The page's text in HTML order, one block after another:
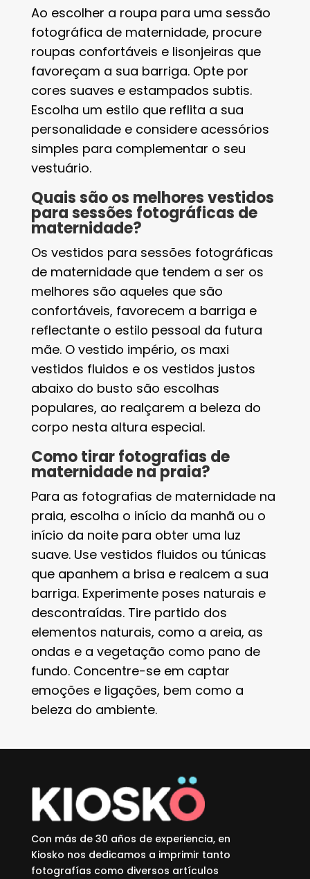
Ao escolher a roupa para uma sessão
fotográfica de maternidade, procure
roupas confortáveis e lisonjeiras que
favoreçam a sua barriga. Opte por
cores suaves e estampados subtis.
Escolha um estilo que reflita a sua
personalidade e considere acessórios
simples para complementar o seu
vestuário.
Quais são os melhores vestidos
para sessões fotográficas de
maternidade?
Os vestidos para sessões fotográficas
de maternidade que tendem a ser os
melhores são aqueles que são
confortáveis, favorecem a barriga e
reflectante o estilo pessoal da futura
mãe. O vestido império, os maxi
vestidos fluidos e os vestidos justos
abaixo do busto são escolhas
populares, ao realçarem a beleza do
corpo nesta altura especial.
Como tirar fotografias de
maternidade na praia?
Para as fotografias de maternidade na
praia, escolha o início da manhã ou o
início da noite para obter uma luz
suave. Use vestidos fluidos ou túnicas
que apanhem a brisa e realcem a sua
barriga. Experimente poses naturais e
descontraídas. Tire partido dos
elementos naturais, como a areia, as
ondas e a vegetação como pano de
fundo. Concentre-se em captar
emoções e ligações, bem como a
beleza do ambiente.
Con más de 30 años de experiencia, en
Kiosko nos dedicamos a imprimir tanto
fotografías como diversos artículos